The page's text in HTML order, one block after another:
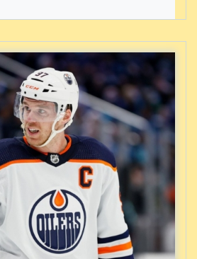
предстоящего финала